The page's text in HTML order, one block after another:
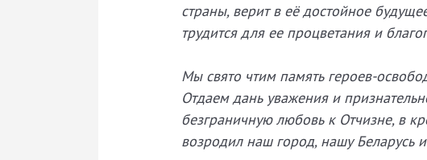
страны, верит в её достойное
трудится для ее процветания и
Мы свято чтим память героев-
Отдаем дань уважения и
безграничную любовь к Отчизне, в
возродил наш город, нашу Беларусь